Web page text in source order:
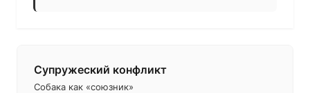
Супружеский конфликт
Собака как «союзник»